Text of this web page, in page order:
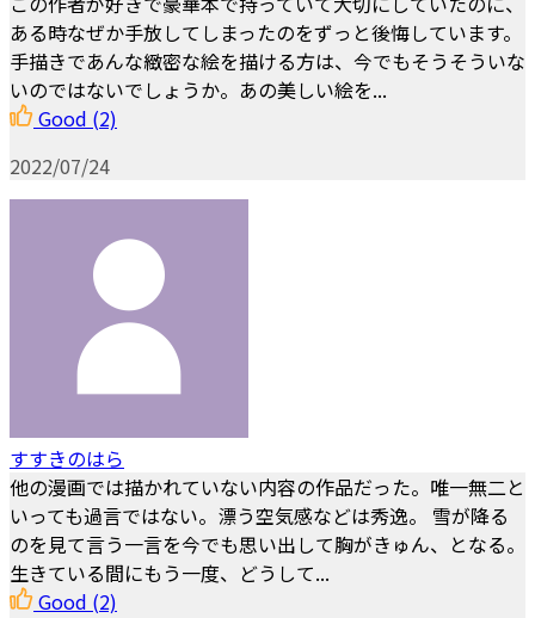
ある時なぜか手放してしまったのをずっと後悔しています。
手描きであんな緻密な絵を描ける方は、今でもそうそういな
いのではないでしょうか。あの美しい絵を...
Good (2)
2022/07/24
すすきのはら
他の漫画では描かれていない内容の作品だった。唯一無二と
いっても過言ではない。漂う空気感などは秀逸。 雪が降る
のを見て言う一言を今でも思い出して胸がきゅん、となる。
生きている間にもう一度、どうして...
Good (2)